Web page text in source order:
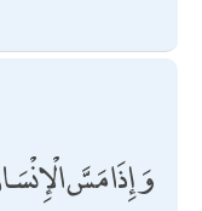
وَإِذَا مَسَّ